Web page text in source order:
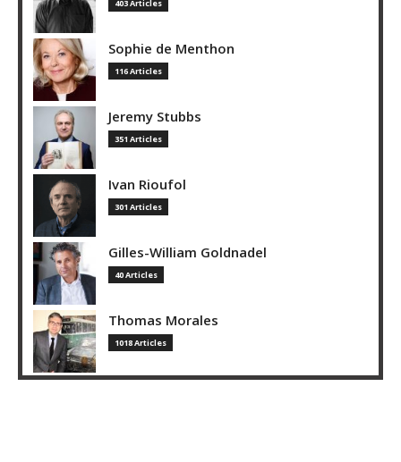
403 Articles
Sophie de Menthon
116 Articles
Jeremy Stubbs
351 Articles
Ivan Rioufol
301 Articles
Gilles-William Goldnadel
40 Articles
Thomas Morales
1018 Articles